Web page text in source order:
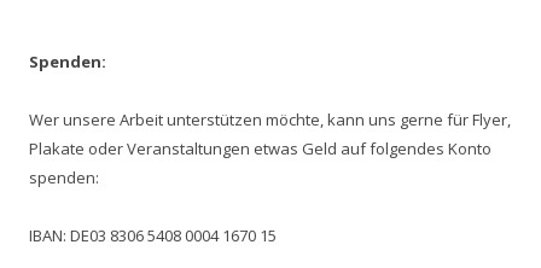
Spenden:
Wer unsere Arbeit unterstützen möchte, kann uns gerne für Flyer,
Plakate oder Veranstaltungen etwas Geld auf folgendes Konto
spenden:
IBAN: DE03 8306 5408 0004 1670 15